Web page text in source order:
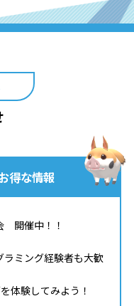
得な情報
開催中！！
ミング経験者も大歓
体験してみよう！